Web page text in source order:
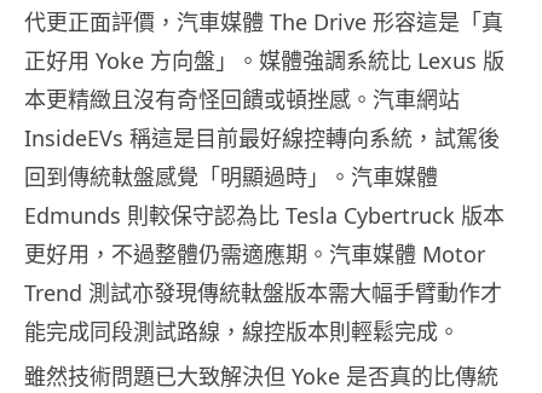
代更正面評價，汽車媒體 The Drive 形容這是「真
正好用 Yoke 方向盤」。媒體強調系統比 Lexus 版
本更精緻且沒有奇怪回饋或頓挫感。汽車網站
InsideEVs 稱這是目前最好線控轉向系統，試駕後
回到傳統軚盤感覺「明顯過時」。汽車媒體
Edmunds 則較保守認為比 Tesla Cybertruck 版本
更好用，不過整體仍需適應期。汽車媒體 Motor
Trend 測試亦發現傳統軚盤版本需大幅手臂動作才
能完成同段測試路線，線控版本則輕鬆完成。
雖然技術問題已大致解決但 Yoke 是否真的比傳統